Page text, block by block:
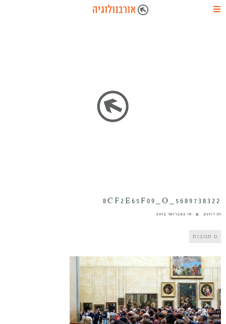
5689738322_8CF2E65F09_O
חן רוזנק 16 בפברואר 2015
0 תגובות